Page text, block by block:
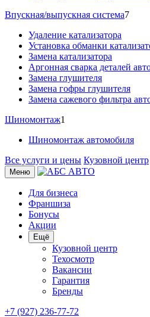
Впускная/выпускная система7
Удаление катализатора
Установка обманки
Замена катализатора
Аргонная сварка деталей
Замена глушителя
Замена гофры глушителя
Замена сажевого фильтра
Шиномонтаж1
Шиномонтаж автомобиля
Все услуги и цены Кузовной центр
Меню
Для бизнеса
Франшиза
Бонусы
Акции
Ещё
Кузовной центр
Техосмотр
Вакансии
Гарантия
Бренды
+7 (927) 236-77-72